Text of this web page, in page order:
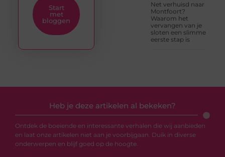
Net verhuisd naar
Montfoort?
Waarom het
vervangen van je
sloten een slimme
eerste stap is
Start
met
bloggen
Heb je deze artikelen al bekeken?
Ontdek de boeiende en interessante verhalen die wij aanbieden
en laat onze artikelen niet aan je voorbijgaan. Duik in diverse
onderwerpen en blijf goed op de hoogte.